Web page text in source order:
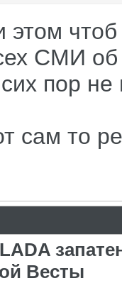
этом
СМИ об
пор не
сам то
Весты